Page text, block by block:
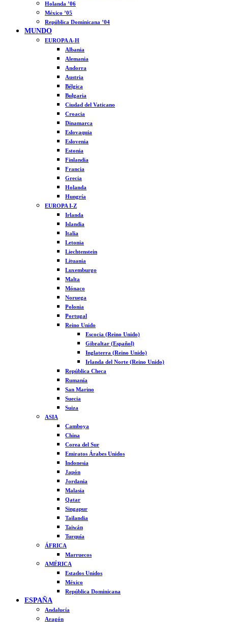
Holanda ’06
México ’05
República Dominicana ’04
MUNDO
EUROPA A-H
Albania
Alemania
Andorra
Austria
Bélgica
Bulgaria
Ciudad del Vaticano
Croacia
Dinamarca
Eslovaquia
Eslovenia
Estonia
Finlandia
Francia
Grecia
Holanda
Hungría
EUROPA I-Z
Irlanda
Islandia
Italia
Letonia
Liechtenstein
Lituania
Luxemburgo
Malta
Mónaco
Noruega
Polonia
Portugal
Reino Unido
Escocia (Reino Unido)
Gibraltar (Español)
Inglaterra (Reino Unido)
Irlanda del Norte (Reino Unido)
República Checa
Rumanía
San Marino
Suecia
Suiza
ASIA
Camboya
China
Corea del Sur
Emiratos Árabes Unidos
Indonesia
Japón
Jordania
Malasia
Qatar
Singapur
Tailandia
Taiwán
Turquía
ÁFRICA
Marruecos
AMÉRICA
Estados Unidos
México
República Dominicana
ESPAÑA
Andalucía
Aragón